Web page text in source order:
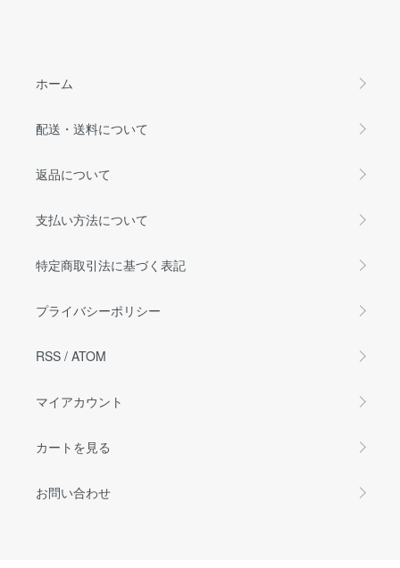
ホーム
配送・送料について
返品について
支払い方法について
特定商取引法に基づく表記
プライバシーポリシー
RSS / ATOM
マイアカウント
カートを見る
お問い合わせ